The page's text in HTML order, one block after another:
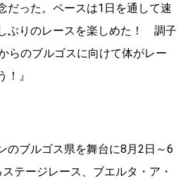
だった。ペースは1日を通して速
ぶりのレースを楽しめた！ 調子
らのブルゴスに向けて体がレー
！』
のブルゴス県を舞台に8月2日～6
テージレース、ブエルタ・ア・